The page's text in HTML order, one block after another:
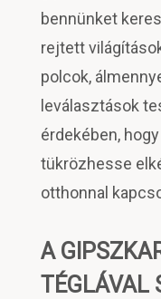
bennünket
rejtett
polcok,
leválasztások
érdekében,
tükrözhesse
otthonnal
A
TÉGLÁVAL